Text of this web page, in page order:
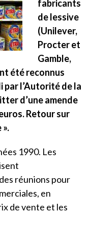
fabricants
de lessive
(Unilever,
Procter et
Gamble,
été reconnus
par l’Autorité de la
d’une amende
Retour sur
1990. Les
réunions pour
en
de vente et les